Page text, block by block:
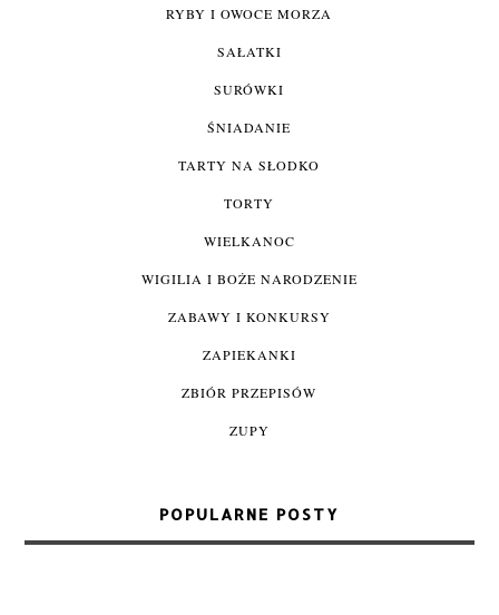
RYBY I OWOCE MORZA
SAŁATKI
SURÓWKI
ŚNIADANIE
TARTY NA SŁODKO
TORTY
WIELKANOC
WIGILIA I BOŻE NARODZENIE
ZABAWY I KONKURSY
ZAPIEKANKI
ZBIÓR PRZEPISÓW
ZUPY
POPULARNE POSTY